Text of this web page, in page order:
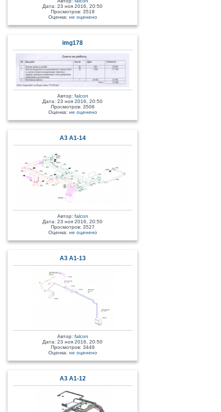
Дата: 23 ноя 2016, 20:50
Просмотров: 3518
Оценка: не оценено
img178
Автор: falcon
Дата: 23 ноя 2016, 20:50
Просмотров: 3506
Оценка: не оценено
A3 A1-14
Автор: falcon
Дата: 23 ноя 2016, 20:50
Просмотров: 3527
Оценка: не оценено
A3 A1-13
Автор: falcon
Дата: 23 ноя 2016, 20:50
Просмотров: 3449
Оценка: не оценено
A3 A1-12